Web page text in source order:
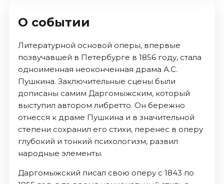
Площадки
О событии
Литературной основой оперы, впервые
позвучавшей в Петербурге в 1856 году, стала
одноименная неоконченная драма А.С.
Пушкина. Заключительные сцены были
дописаны самим Даргомыжским, который
выступил автором либретто. Он бережно
отнесся к драме Пушкина и в значительной
степени сохранил его стихи, перенес в оперу
глубокий и тонкий психологизм, развил
народные элементы.
Даргомыжский писал свою оперу с 1843 по